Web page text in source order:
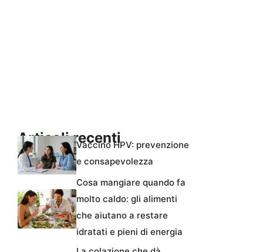
Articoli recentiVaccino HPV: prevenzione
e consapevolezza
Cosa mangiare quando fa
molto caldo: gli alimenti
che aiutano a restare
idratati e pieni di energia